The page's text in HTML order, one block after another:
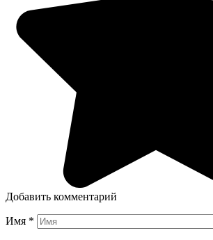
Добавить комментарий
Имя *